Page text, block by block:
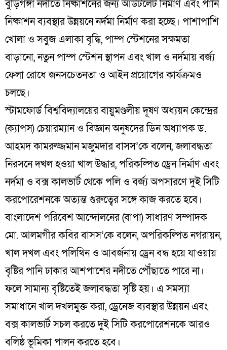
বুড়িগঙ্গা নদীতে নিষ্কাশনের জন্য আউটলেট নির্মাণ এবং পানি
নিষ্কাশন ব্যবস্থার উন্নয়নে নর্দমা নির্মাণ করা হচ্ছে। পাশাপাশি
খোলা ও সবুজ এলাকা বৃদ্ধি, পাম্প স্টেশনের সক্ষমতা
বাড়ানো, নতুন পাম্প স্টেশন স্থাপন এবং খাল ও নর্দমায় বর্জ্য
ফেলা রোধে জনসচেতনতা ও আইন প্রয়োগের কার্যক্রমও
চলছে।
স্টামফোর্ড বিশ্ববিদ্যালয়ের বায়ুমণ্ডলীয় দূষণ অধ্যয়ন কেন্দ্রের
(ক্যাপস) চেয়ারম্যান ও বিজ্ঞান অনুষদের ডিন অধ্যাপক ড.
আহমদ কামরুজ্জমান মজুমদার বাসস’কে বলেন, জলাবদ্ধতা
নিরসনে দখল হওয়া খাল উদ্ধার, পরিকল্পিত ড্রেন নির্মাণ এবং
নর্দমা ও বক্স কালভার্ট থেকে পলি ও বর্জ্য অপসারণে দুই সিটি
করপোরেশনকে অত্যন্ত গুরুত্বের সঙ্গে কাজ করতে হবে।
বাংলাদেশ পরিবেশ আন্দোলনের (বাপা) সাধারণ সম্পাদক
মো. আলমগীর কবির বাসস’কে বলেন, অপরিকল্পিত নগরায়ন,
খাল দখল এবং পলিথিন ও আবর্জনায় ড্রেন বন্ধ হয়ে যাওয়ায়
বৃষ্টির পানি ঢাকার আশপাশের নদীতে পৌঁছাতে পারে না।
ফলে সামান্য বৃষ্টিতেই জলাবদ্ধতা সৃষ্টি হয়। এ সমস্যা
সমাধানে খাল দখলমুক্ত করা, ড্রেনেজ ব্যবস্থার উন্নয়ন এবং
বক্স কালভার্ট সচল করতে দুই সিটি করপোরেশনকে আরও
বলিষ্ঠ ভূমিকা পালন করতে হবে।